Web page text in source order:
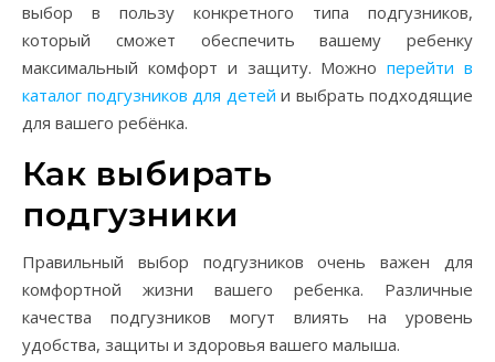
выбор в пользу конкретного типа подгузников,
который сможет обеспечить вашему ребенку
максимальный комфорт и защиту. Можноперейти в
каталог подгузников для детей и выбрать подходящие
для вашего ребёнка.
Как выбирать
подгузники
Правильный выбор подгузников очень важен для
комфортной жизни вашего ребенка. Различные
качества подгузников могут влиять на уровень
удобства, защиты и здоровья вашего малыша.